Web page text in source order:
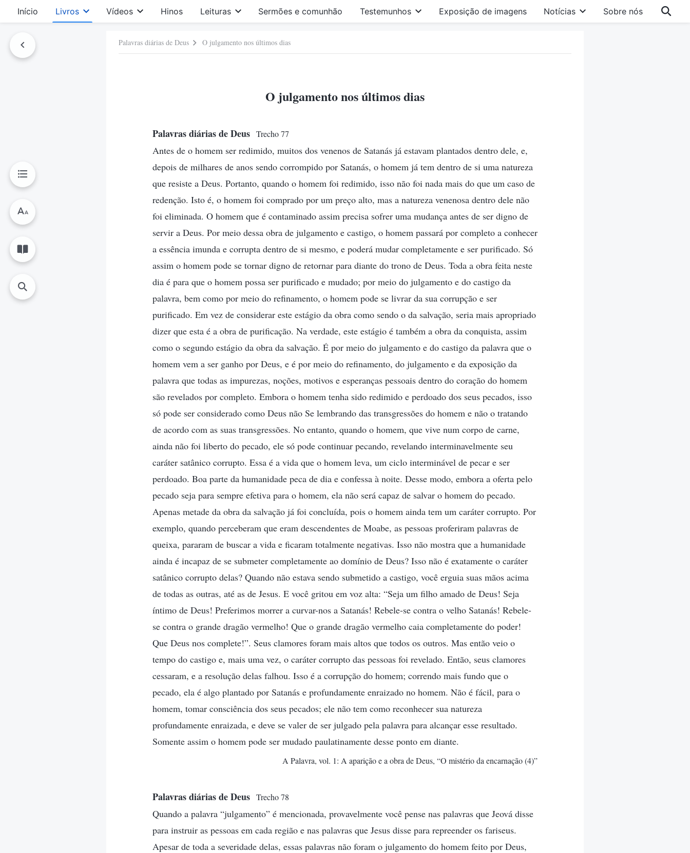
Início Livros Vídeos Hinos Leituras Sermões e comunhão Testemunhos Exposição de imagens Notícias Sobre nós
Palavras diárias de Deus O julgamento nos últimos dias
O julgamento nos últimos dias
Palavras diárias de Deus Trecho 77
Antes de o homem ser redimido, muitos dos venenos de Satanás já estavam plantados dentro dele, e,
depois de milhares de anos sendo corrompido por Satanás, o homem já tem dentro de si uma natureza
que resiste a Deus. Portanto, quando o homem foi redimido, isso não foi nada mais do que um caso de
redenção. Isto é, o homem foi comprado por um preço alto, mas a natureza venenosa dentro dele não
foi eliminada. O homem que é contaminado assim precisa sofrer uma mudança antes de ser digno de
servir a Deus. Por meio dessa obra de julgamento e castigo, o homem passará por completo a conhecer
a essência imunda e corrupta dentro de si mesmo, e poderá mudar completamente e ser purificado. Só
assim o homem pode se tornar digno de retornar para diante do trono de Deus. Toda a obra feita neste
dia é para que o homem possa ser purificado e mudado; por meio do julgamento e do castigo da
palavra, bem como por meio do refinamento, o homem pode se livrar da sua corrupção e ser
purificado. Em vez de considerar este estágio da obra como sendo o da salvação, seria mais apropriado
dizer que esta é a obra de purificação. Na verdade, este estágio é também a obra da conquista, assim
como o segundo estágio da obra da salvação. É por meio do julgamento e do castigo da palavra que o
homem vem a ser ganho por Deus, e é por meio do refinamento, do julgamento e da exposição da
palavra que todas as impurezas, noções, motivos e esperanças pessoais dentro do coração do homem
são revelados por completo. Embora o homem tenha sido redimido e perdoado dos seus pecados, isso
só pode ser considerado como Deus não Se lembrando das transgressões do homem e não o tratando
de acordo com as suas transgressões. No entanto, quando o homem, que vive num corpo de carne,
ainda não foi liberto do pecado, ele só pode continuar pecando, revelando interminavelmente seu
caráter satânico corrupto. Essa é a vida que o homem leva, um ciclo interminável de pecar e ser
perdoado. Boa parte da humanidade peca de dia e confessa à noite. Desse modo, embora a oferta pelo
pecado seja para sempre efetiva para o homem, ela não será capaz de salvar o homem do pecado.
Apenas metade da obra da salvação já foi concluída, pois o homem ainda tem um caráter corrupto. Por
exemplo, quando perceberam que eram descendentes de Moabe, as pessoas proferiram palavras de
queixa, pararam de buscar a vida e ficaram totalmente negativas. Isso não mostra que a humanidade
ainda é incapaz de se submeter completamente ao domínio de Deus? Isso não é exatamente o caráter
satânico corrupto delas? Quando não estava sendo submetido a castigo, você erguia suas mãos acima
de todas as outras, até as de Jesus. E você gritou em voz alta: “Seja um filho amado de Deus! Seja
íntimo de Deus! Preferimos morrer a curvar-nos a Satanás! Rebele-se contra o velho Satanás! Rebele-
se contra o grande dragão vermelho! Que o grande dragão vermelho caia completamente do poder!
Que Deus nos complete!”. Seus clamores foram mais altos que todos os outros. Mas então veio o
tempo do castigo e, mais uma vez, o caráter corrupto das pessoas foi revelado. Então, seus clamores
cessaram, e a resolução delas falhou. Isso é a corrupção do homem; correndo mais fundo que o
pecado, ela é algo plantado por Satanás e profundamente enraizado no homem. Não é fácil, para o
homem, tomar consciência dos seus pecados; ele não tem como reconhecer sua natureza
profundamente enraizada, e deve se valer de ser julgado pela palavra para alcançar esse resultado.
Somente assim o homem pode ser mudado paulatinamente desse ponto em diante.
A Palavra, vol. 1: A aparição e a obra de Deus, “O mistério da encarnação (4)”
Palavras diárias de Deus Trecho 78
Quando a palavra “julgamento” é mencionada, provavelmente você pense nas palavras que Jeová disse
para instruir as pessoas em cada região e nas palavras que Jesus disse para repreender os fariseus.
Apesar de toda a severidade delas, essas palavras não foram o julgamento do homem feito por Deus,